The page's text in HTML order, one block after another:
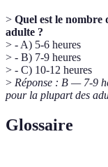
> Quel est le nombre
adulte ?
> - A) 5-6 heures
> - B) 7-9 heures
> - C) 10-12 heures
> Réponse : B — 7-9
pour la plupart des
Glossaire